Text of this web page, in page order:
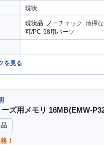
現状
現状品･ノーチェック･清掃
可/PC-98用パーツ
を見る
ーズ用メモリ 16MB(EMW-
！